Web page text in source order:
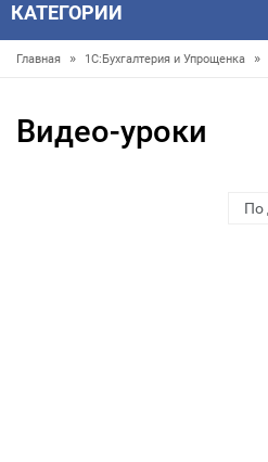
КАТЕГОРИИ
Главная » 1С:Бухгалтерия и Упрощенка »
Видео-уроки